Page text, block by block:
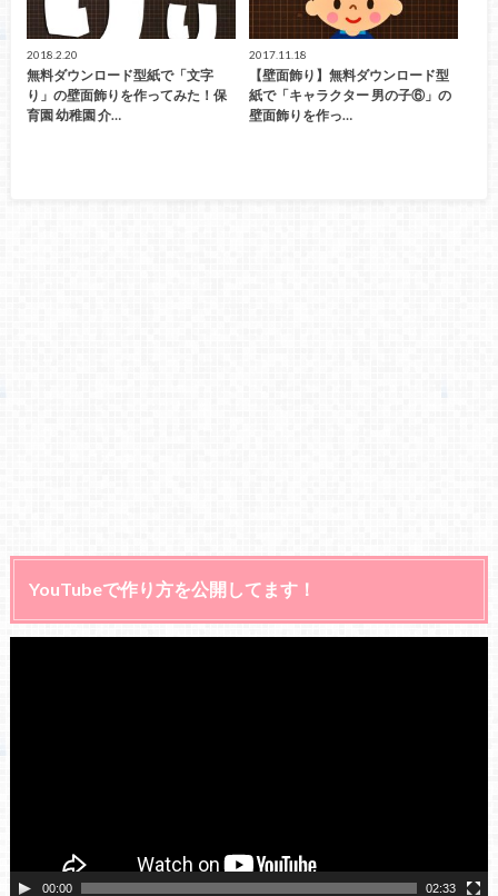
2018.2.20
無料ダウンロード型紙で「文字
り」の壁面飾りを作ってみた！保
育園 幼稚園 介…
2017.11.18
【壁面飾り】無料ダウンロード型
紙で「キャラクター 男の子⑥」の
壁面飾りを作っ…
YouTubeで作り方を公開してます！
00:00 02:33